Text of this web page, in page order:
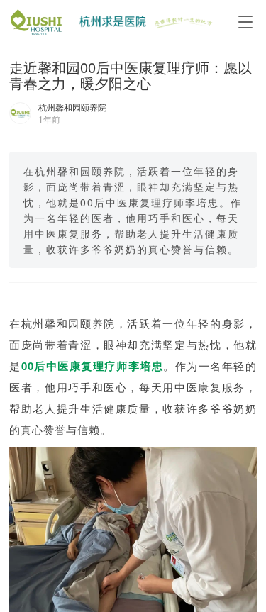
T
g
走近馨和园00后中医康复理疗师：愿以
青春之力，暖夕阳之心
杭州馨和园颐养院
1年前
在杭州馨和园颐养院，活跃着一位年轻的身
影，面庞尚带着青涩，眼神却充满坚定与热
忱，他就是00后中医康复理疗师李培忠。作
为一名年轻的医者，他用巧手和医心，每天
用中医康复服务，帮助老人提升生活健康质
量，收获许多爷爷奶奶的真心赞誉与信赖。
在杭州馨和园颐养院，活跃着一位年轻的身影，
面庞尚带着青涩，眼神却充满坚定与热忱，他就
是00后中医康复理疗师李培忠。作为一名年轻的
医者，他用巧手和医心，每天用中医康复服务，
帮助老人提升生活健康质量，收获许多爷爷奶奶
的真心赞誉与信赖。